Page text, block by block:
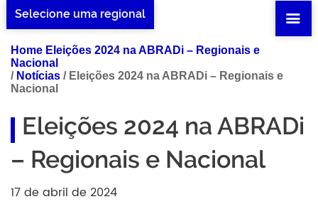
Selecione uma regional
Home Eleições 2024 na ABRADi – Regionais e
Nacional
/ Notícias / Eleições 2024 na ABRADi – Regionais e
Nacional
Eleições 2024 na ABRADi
– Regionais e Nacional
17 de abril de 2024